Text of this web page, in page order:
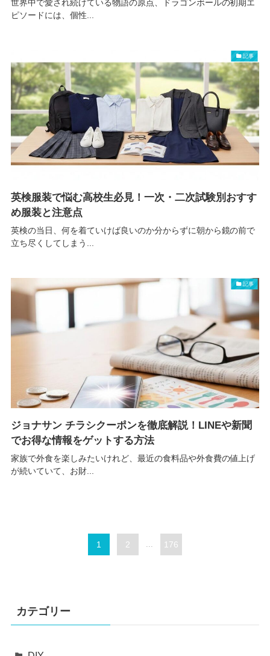
世界中で愛され続けている物語の原点、ドラゴンボールの初期エ
ピソードには、個性...
記事
英検服装で悩む高校生必見！一次・二次試験別おすす
め服装と注意点
英検の当日、何を着ていけば良いのか分からずに朝から鏡の前で
立ち尽くしてしまう...
記事
ジョナサン チラシクーポンを徹底解説！LINEや新聞
でお得な情報をゲットする方法
家族で外食を楽しみたいけれど、最近の食料品や外食費の値上げ
が続いていて、お財...
1 2 176
カテゴリー